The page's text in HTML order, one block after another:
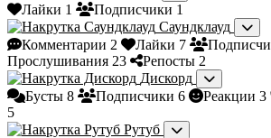
Лайки 1 Подписчики 1
Саундклауд
Комментарии 2 Лайки 7
Прослушивания 23 Репосты 2
Дискорд
Бусты 8 Подписчики 6 Реакции 3
5
Рутуб